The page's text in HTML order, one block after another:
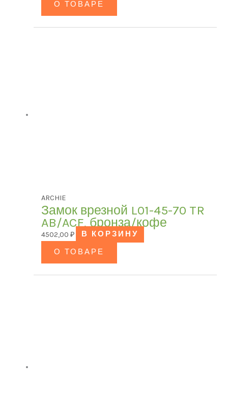
О ТОВАРЕ
ARCHIE
Замок врезной L01-45-70 TR
AB/ACF, бронза/кофе
4502,00 ₽
В КОРЗИНУ
О ТОВАРЕ